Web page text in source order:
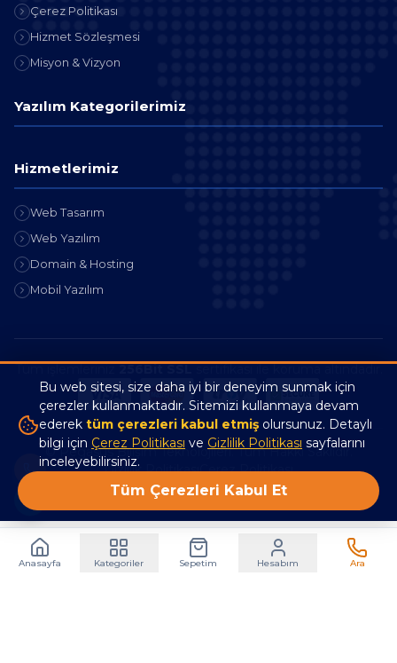
Çerez Politikası
Hizmet Sözleşmesi
Misyon & Vizyon
Yazılım Kategorilerimiz
Hizmetlerimiz
Web Tasarım
Web Yazılım
Domain & Hosting
Mobil Yazılım
Tüm işlemleriniz256Bit SSLsertifikası ile koruma altındadır.
© Pegasus Bilişim Teknolojileri. Tüm Hakkı Saklıdır.
Gizlilik PolitikasıÇerez Politikası
Anasayfa Kategoriler Sepetim Hesabım Ara
Bu web sitesi, size daha iyi bir deneyim sunmak için
çerezler kullanmaktadır. Sitemizi kullanmaya devam
ederek tüm çerezleri kabul etmiş olursunuz. Detaylı
bilgi için Çerez Politikası ve Gizlilik Politikası sayfalarını
inceleyebilirsiniz.
Tüm Çerezleri Kabul Et